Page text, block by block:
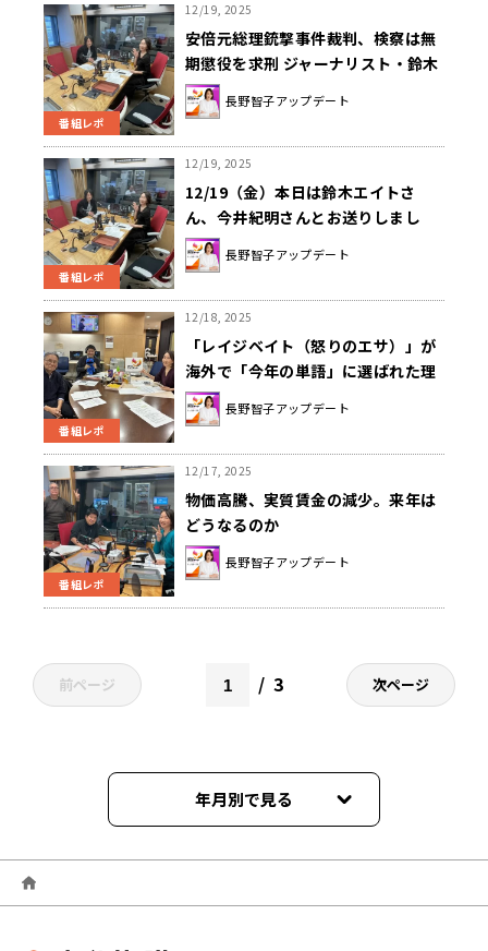
番組レポ
12/19, 2025
安倍元総理銃撃事件裁判、検察は無
期懲役を求刑 ジャーナリスト・鈴木
エイトが気になる点を解説
長野智子アップデート
番組レポ
12/19, 2025
12/19（金）本日は鈴木エイトさ
ん、今井紀明さんとお送りしまし
た！
長野智子アップデート
番組レポ
12/18, 2025
「レイジベイト（怒りのエサ）」が
海外で「今年の単語」に選ばれた理
由
長野智子アップデート
番組レポ
12/17, 2025
物価高騰、実質賃金の減少。来年は
どうなるのか
長野智子アップデート
前ページ 3 次ページ
年月別で見る
2026年06月
2026年05月